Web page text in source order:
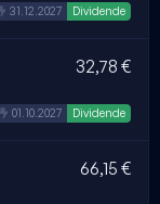
Automatisch erstellt
31.12.2027 Dividende
32,78 €
Automatisch erstellt
01.10.2027 Dividende
66,15 €